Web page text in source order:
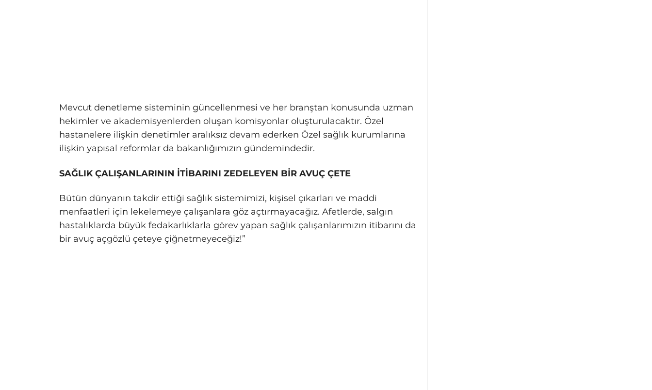
Mevcut denetleme sisteminin güncellenmesi ve her branştan konusunda uzman
hekimler ve akademisyenlerden oluşan komisyonlar oluşturulacaktır. Özel
hastanelere ilişkin denetimler aralıksız devam ederken Özel sağlık kurumlarına
ilişkin yapısal reformlar da bakanlığımızın gündemindedir.
SAĞLIK ÇALIŞANLARININ İTİBARINI ZEDELEYEN BİR AVUÇ ÇETE
Bütün dünyanın takdir ettiği sağlık sistemimizi, kişisel çıkarları ve maddi
menfaatleri için lekelemeye çalışanlara göz açtırmayacağız. Afetlerde, salgın
hastalıklarda büyük fedakarlıklarla görev yapan sağlık çalışanlarımızın itibarını da
bir avuç açgözlü çeteye çiğnetmeyeceğiz!”